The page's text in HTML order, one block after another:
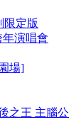
限定版
年演唱會
場]
之王 主腦公